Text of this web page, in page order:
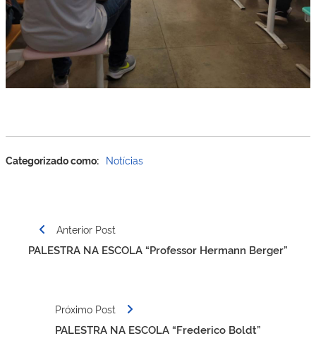
Categorizado como: Notícias
Navegação
Post
Anterior Post
PALESTRA NA ESCOLA “Professor Hermann Berger”
Próximo Post
PALESTRA NA ESCOLA “Frederico Boldt”